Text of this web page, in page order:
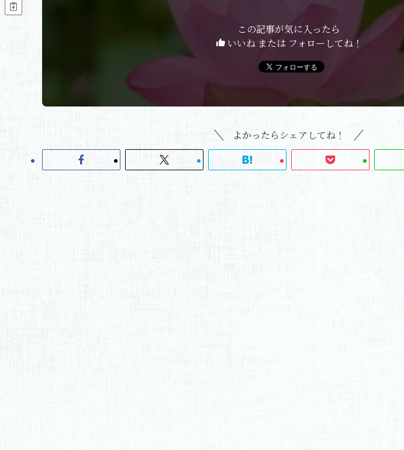
この記事が気に入ったら
いいね または フォローしてね！
よかったらシェアしてね！